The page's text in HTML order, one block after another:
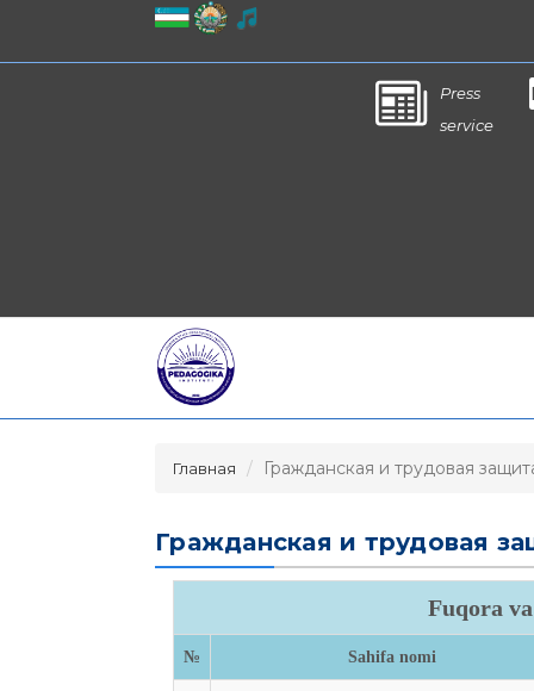
Press
service
Главная Гражданская и трудовая
Гражданская и трудовая
Fuqora
№ Sahifa nomi